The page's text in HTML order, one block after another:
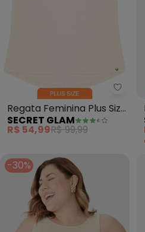
Regata Feminina Plus Size
(Bege)
SECRET GLAM
R$ 54,99R$ 99,99
-30%